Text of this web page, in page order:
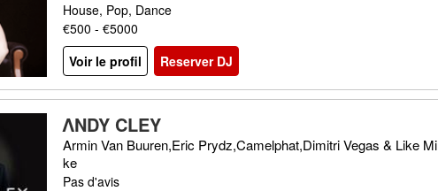
House, Pop, Dance
€500 - €5000
Voir le profil
Reserver DJ
ΛNDY CLEY
Armin Van Buuren,Eric Prydz,Camelphat,Dimitri Vegas & Like Mi
ke
Pas d'avis